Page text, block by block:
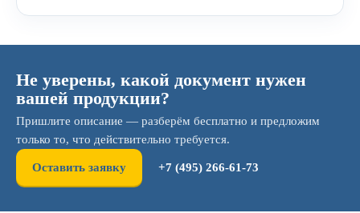
Не уверены, какой документ нужен
вашей продукции?
Пришлите описание — разберём бесплатно и предложим
только то, что действительно требуется.
Оставить заявку +7 (495) 266-61-73